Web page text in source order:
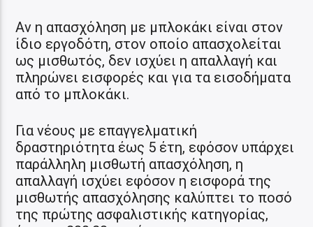
Αν η απασχόληση με μπλοκάκι είναι στον
ίδιο εργοδότη, στον οποίο απασχολείται
ως μισθωτός, δεν ισχύει η απαλλαγή και
πληρώνει εισφορές και για τα εισοδήματα
από το μπλοκάκι.
Για νέους με επαγγελματική
δραστηριότητα έως 5 έτη, εφόσον υπάρχει
παράλληλη μισθωτή απασχόληση, η
απαλλαγή ισχύει εφόσον η εισφορά της
μισθωτής απασχόλησης καλύπτει το ποσό
της πρώτης ασφαλιστικής κατηγορίας,